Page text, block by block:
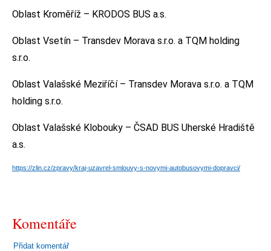
Oblast Kroměříž – KRODOS BUS a.s.
Oblast Vsetín – Transdev Morava s.r.o. a TQM holding
s.r.o.
Oblast Valašské Meziříčí – Transdev Morava s.r.o. a TQM
holding s.r.o.
Oblast Valašské Klobouky – ČSAD BUS Uherské Hradiště
a.s.
https://zlin.cz/zpravy/kraj-uzavrel-smlouvy-s-novymi-autobusovymi-dopravci/
Komentáře
Přidat komentář